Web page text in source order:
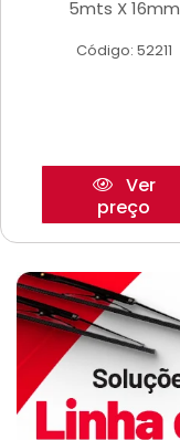
5mts X 16mm
Código: 52211
Ver
preço